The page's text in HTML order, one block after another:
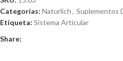
Categorías: Naturlich, Suplementos
Etiqueta: Sistema Articular
Share: